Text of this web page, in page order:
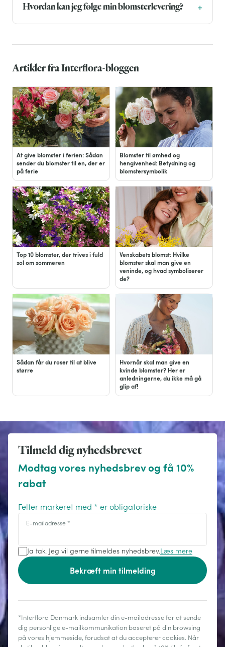
Hvordan kan jeg følge min blomsterlevering?
Artikler fra Interflora-bloggen
At give blomster i ferien: Sådan
sender du blomster til en, der er
på ferie
Blomster til ømhed og
hengivenhed: Betydning og
blomstersymbolik
Top 10 blomster, der trives i fuld
sol om sommeren
Venskabets blomst: Hvilke
blomster skal man give en
veninde, og hvad symboliserer
de?
Sådan får du roser til at blive
større
Hvornår skal man give en
kvinde blomster? Her er
anledningerne, du ikke må gå
glip af!
Tilmeld dig nyhedsbrevet
Modtag vores nyhedsbrev og få 10%
rabat
Felter markeret med * er obligatoriske
E-mailadresse *
Ja tak. Jeg vil gerne tilmeldes nyhedsbrev.Læs mere
Bekræft min tilmelding
*Interflora Danmark indsamler din e-mailadresse for at sende
dig personlige e-mailkommunikation baseret på din browsing
på vores hjemmeside, forudsat at du accepterer cookies. Når